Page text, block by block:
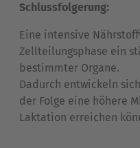
Schlussfolgerung:
Eine intensive
Zellteilungsphase ein
bestimmter Organe.
Dadurch entwickeln
der Folge eine höhere
Laktation erreichen